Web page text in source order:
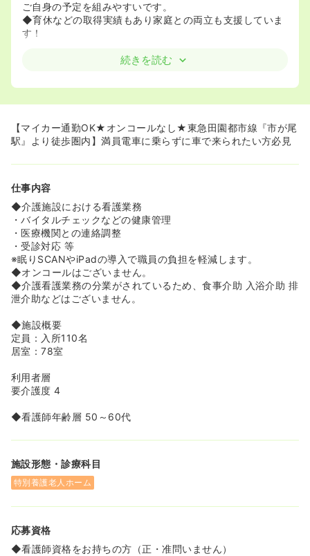
ご自身の予定を組みやすいです。
◆育休などの取得実績もあり家庭との両立も支援していま
す！
続きを読む
【マイカー通勤OK★オンコールなし★東急田園都市線『市が尾
駅』より徒歩圏内】満員電車に乗らずに車で来られたい方必見
仕事内容
◆介護施設における看護業務
・バイタルチェックなどの健康管理
・医療機関との連絡調整
・受診対応 等
※眠りSCANやiPadの導入で職員の負担を軽減します。
◆オンコールはございません。
◆介護看護業務の分業がされているため、食事介助 入浴介助 排
泄介助などはございません。
◆施設概要
定員：入所110名
居室：78室
利用者層
要介護度 4
◆看護師年齢層 50～60代
施設形態・診療科目
特別養護老人ホーム
応募資格
◆看護師資格をお持ちの方（正・准問いません）